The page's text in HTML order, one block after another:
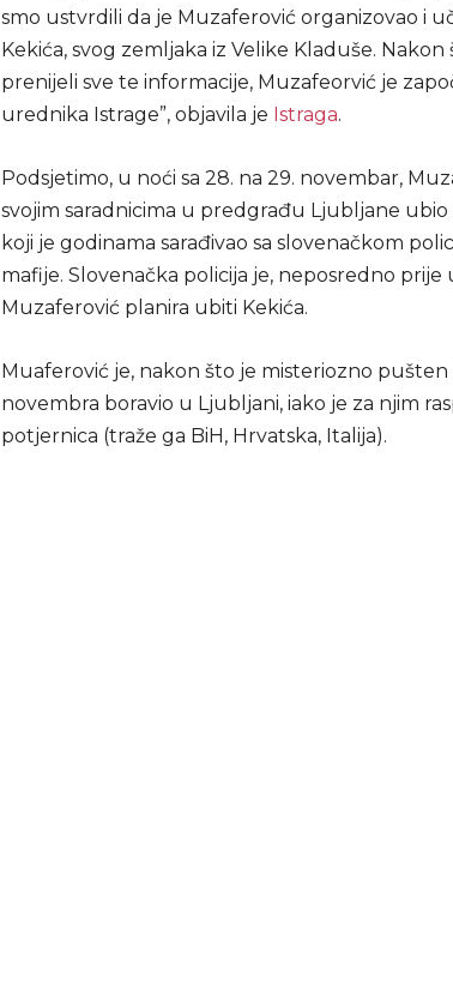
smo ustvrdili da je Muzaferović organizovao i
Kekića, svog zemljaka iz Velike Kladuše.
prenijeli sve te informacije, Muzafeorvić je
urednika Istrage”, objavila je Istraga.
Podsjetimo, u noći sa 28. na 29. novembar,
svojim saradnicima u predgrađu Ljubljane ubio
koji je godinama sarađivao sa slovenačkom
mafije. Slovenačka policija je, neposredno
Muzaferović planira ubiti Kekića.
Muaferović je, nakon što je misteriozno
novembra boravio u Ljubljani, iako je za njim
potjernica (traže ga BiH, Hrvatska, Italija).